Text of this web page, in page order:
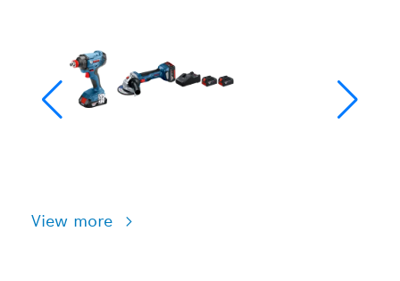
View more